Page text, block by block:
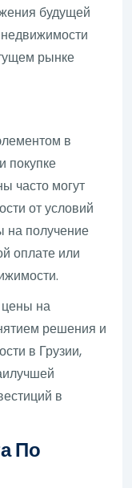
будущей
рынке
в
покупке
часто могут
от условий
получение
оплате или
цены на
решения и
в Грузии,
в
По